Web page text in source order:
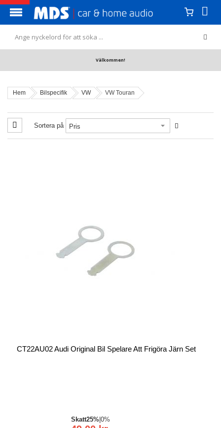
Välkommen!
Hem Bilspecifik VW VW Touran
Sortera på
CT22AU02 Audi Original Bil Spelare Att Frigöra Järn Set
Skatt25% 0%